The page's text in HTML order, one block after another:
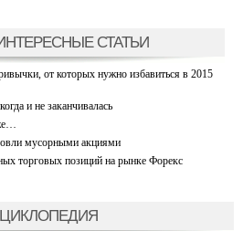
СТАТЬИ
от которых нужно избавиться в 2015
и не заканчивалась
мусорными акциями
торговых позиций на рынке Форекс